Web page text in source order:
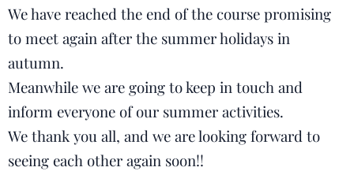
We have reached the end of the course promising
to meet again after the summer holidays in
autumn.
Meanwhile we are going to keep in touch and
inform everyone of our summer activities.
We thank you all, and we are looking forward to
seeing each other again soon!!